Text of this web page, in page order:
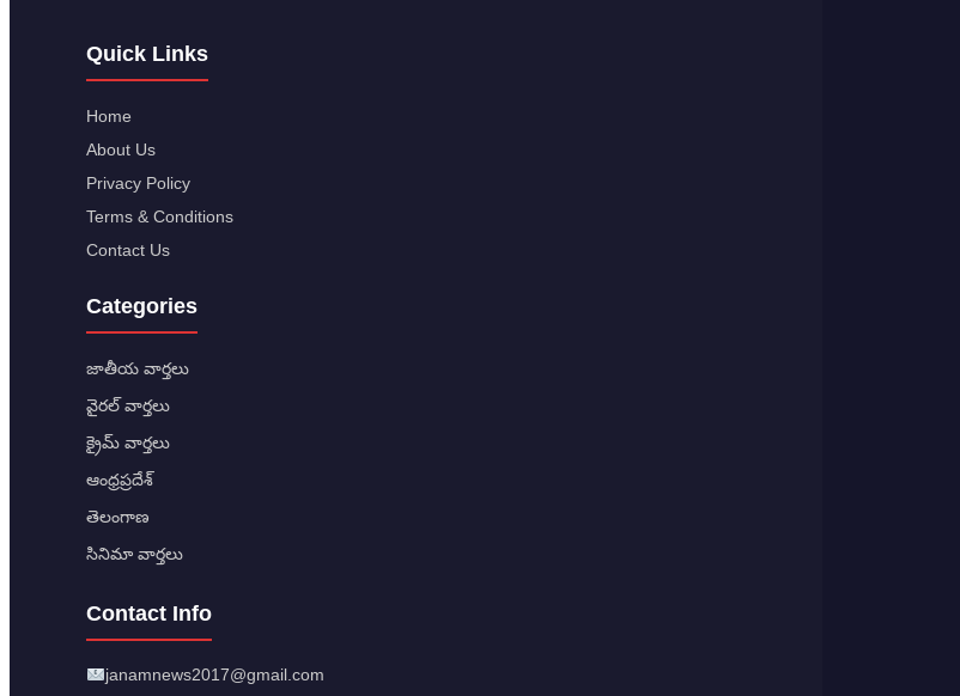
Quick Links
Home
About Us
Privacy Policy
Terms & Conditions
Contact Us
Categories
జాతీయ వార్తలు
వైరల్ వార్తలు
క్రైమ్ వార్తలు
ఆంధ్రప్రదేశ్
తెలంగాణ
సినిమా వార్తలు
Contact Info
janamnews2017@gmail.com